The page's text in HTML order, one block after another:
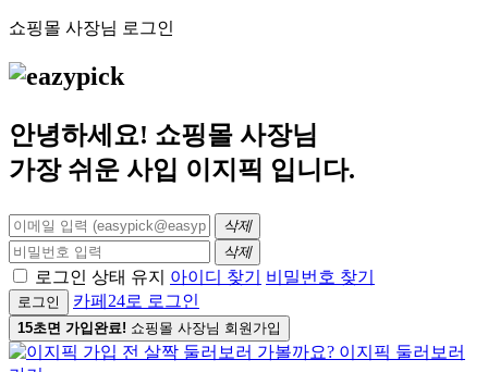
쇼핑몰 사장님 로그인
안녕하세요! 쇼핑몰 사장님
가장 쉬운 사입 이지픽 입니다.
삭제
삭제
로그인 상태 유지 아이디 찾기 비밀번호 찾기
로그인 카페24로 로그인
15초면 가입완료! 쇼핑몰 사장님 회원가입